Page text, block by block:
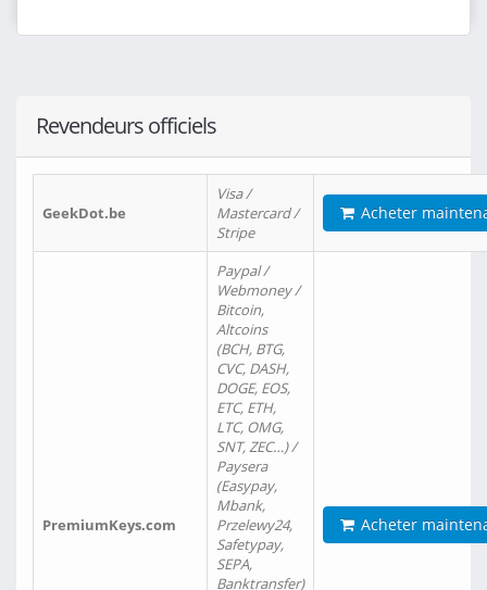
Revendeurs officiels
GeekDot.be
Visa /
Mastercard /
Stripe
Acheter
PremiumKeys.com
Paypal /
Webmoney /
Bitcoin,
Altcoins
(BCH, BTG,
CVC, DASH,
DOGE, EOS,
ETC, ETH,
LTC, OMG,
SNT, ZEC…) /
Paysera
(Easypay,
Mbank,
Przelewy24,
Safetypay,
SEPA,
Banktransfer)
Acheter